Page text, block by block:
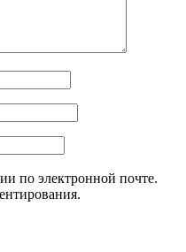
по электронной почте.